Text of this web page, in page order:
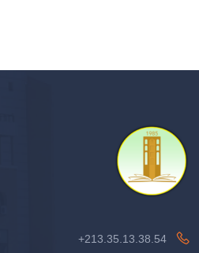
213.35.13.38.54+